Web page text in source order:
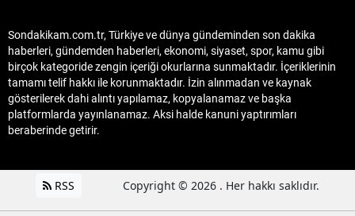
Sondakikam.com.tr, Türkiye ve dünya gündeminden son dakika
haberleri, gündemden haberleri, ekonomi, siyaset, spor, kamu gibi
birçok kategoride zengin içeriği okurlarına sunmaktadır. İçeriklerinin
tamamı telif hakkı ile korunmaktadır. İzin alınmadan ve kaynak
gösterilerek dahi alıntı yapılamaz, kopyalanamaz ve başka
platformlarda yayınlanamaz. Aksi halde kanuni yaptırımları
beraberinde getirir.
RSS Copyright © 2026 . Her hakkı saklıdır.